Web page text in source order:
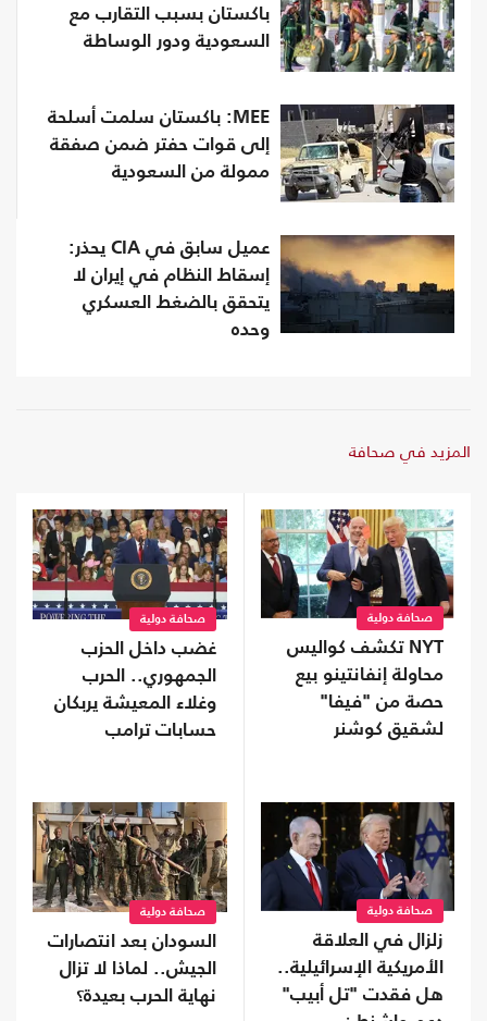
باكستان بسبب التقارب مع
السعودية ودور الوساطة
MEE: باكستان سلمت أسلحة
إلى قوات حفتر ضمن صفقة
ممولة من السعودية
عميل سابق في CIA يحذر:
إسقاط النظام في إيران لا
يتحقق بالضغط العسكري
وحده
المزيد في صحافة
صحافة دولية
NYT تكشف كواليس
محاولة إنفانتينو بيع
حصة من "فيفا"
لشقيق كوشنر
صحافة دولية
غضب داخل الحزب
الجمهوري.. الحرب
وغلاء المعيشة يربكان
حسابات ترامب
صحافة دولية
زلزال في العلاقة
الأمريكية الإسرائيلية..
هل فقدت "تل أبيب"
صحافة دولية
السودان بعد انتصارات
الجيش.. لماذا لا تزال
نهاية الحرب بعيدة؟